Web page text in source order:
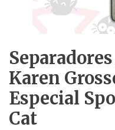
Karen
Especial
Cat